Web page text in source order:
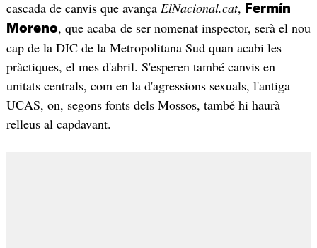
cascada de canvis que avança ElNacional.cat,
Fermín
Moreno, que acaba de ser nomenat inspector, serà el nou
cap de la DIC de la Metropolitana Sud quan acabi les
pràctiques, el mes d'abril. S'esperen també canvis en
unitats centrals, com en la d'agressions sexuals, l'antiga
UCAS, on, segons fonts dels Mossos, també hi haurà
relleus al capdavant.